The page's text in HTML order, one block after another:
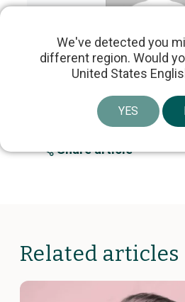
Share article
Related articles
We've detected you
different region. Would
United States
YES